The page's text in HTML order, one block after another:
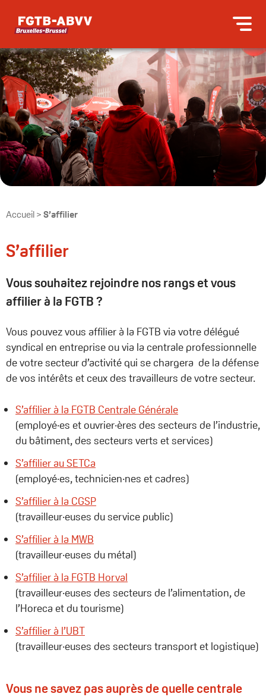
Accueil>S’affilier
S’affilier
Vous souhaitez rejoindre nos rangs et vous
affilier à la FGTB ?
Vous pouvez vous affilier à la FGTB via votre délégué
syndical en entreprise ou via la centrale professionnelle
de votre secteur d’activité qui se chargera de la défense
de vos intérêts et ceux des travailleurs de votre secteur.
S’affilier à la FGTB Centrale Générale
(employé·es et ouvrier·ères des secteurs de l’industrie,
du bâtiment, des secteurs verts et services)
S’affilier au SETCa
(employé·es, technicien·nes et cadres)
S’affilier à la CGSP
(travailleur·euses du service public)
S’affilier à la MWB
(travailleur·euses du métal)
S’affilier à la FGTB Horval
(travailleur·euses des secteurs de l’alimentation, de
l’Horeca et du tourisme)
S’affilier à l’UBT
(travailleur·euses des secteurs transport et logistique)
Vous ne savez pas auprès de quelle centrale